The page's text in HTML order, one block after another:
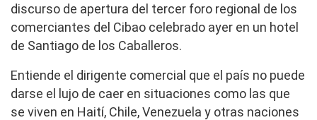
discurso de apertura del tercer foro regional de los
comerciantes del Cibao celebrado ayer en un hotel
de Santiago de los Caballeros.
Entiende el dirigente comercial que el país no puede
darse el lujo de caer en situaciones como las que
se viven en Haití, Chile, Venezuela y otras naciones